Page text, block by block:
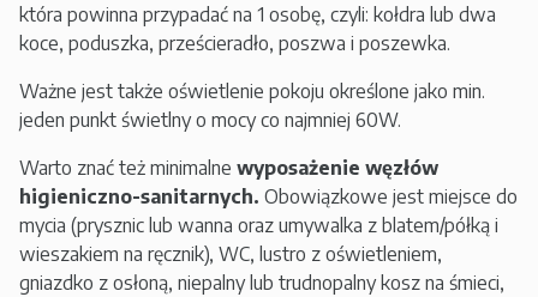
która powinna przypadać na 1 osobę, czyli: kołdra lub dwa
koce, poduszka, prześcieradło, poszwa i poszewka.
Ważne jest także oświetlenie pokoju określone jako min.
jeden punkt świetlny o mocy co najmniej 60W.
Warto znać też minimalne wyposażenie węzłów
higieniczno-sanitarnych. Obowiązkowe jest miejsce do
mycia (prysznic lub wanna oraz umywalka z blatem/półką i
wieszakiem na ręcznik), WC, lustro z oświetleniem,
gniazdko z osłoną, niepalny lub trudnopalny kosz na śmieci,